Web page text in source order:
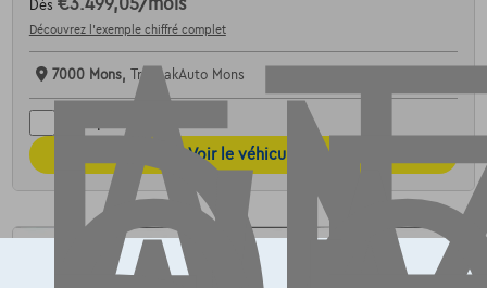
Dès €3.499,05/mois
Découvrez l’exemple chiffré complet
7000 Mons, TransakAuto Mons
Voir le véhicule